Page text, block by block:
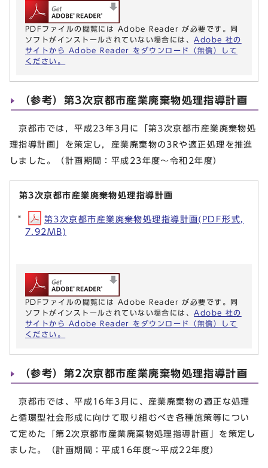
PDFファイルの閲覧には Adobe Reader が必要です。同
ソフトがインストールされていない場合には、 Adobe 社の
サイトから Adobe Reader をダウンロード（無償）して
ください。
（参考）第3次京都市産業廃棄物処理指導計画
京都市では，平成23年3月に「第3次京都市産業廃棄物処
理指導計画」を策定し，産業廃棄物の3Rや適正処理を推進
しました。（計画期間：平成23年度～令和2年度）
第3次京都市産業廃棄物処理指導計画
第3次京都市産業廃棄物処理指導計画(PDF形式,
7.92MB)
PDFファイルの閲覧には Adobe Reader が必要です。同
ソフトがインストールされていない場合には、 Adobe 社の
サイトから Adobe Reader をダウンロード（無償）して
ください。
（参考）第2次京都市産業廃棄物処理指導計画
京都市では、平成16年3月に、産業廃棄物の適正な処理
と循環型社会形成に向けて取り組むべき各種施策等につい
て定めた「第2次京都市産業廃棄物処理指導計画」を策定し
ました。（計画期間：平成16年度～平成22年度）